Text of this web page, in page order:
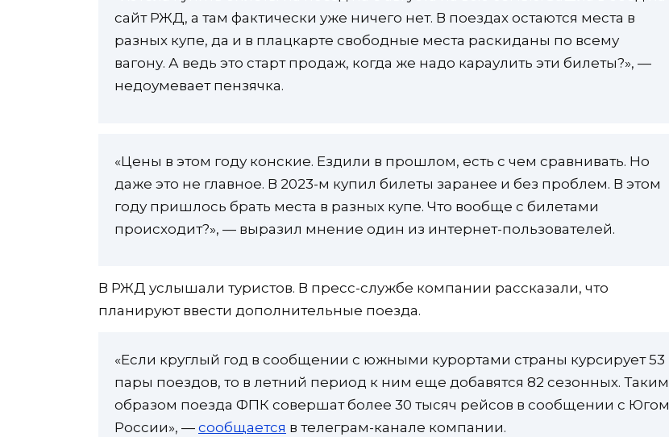
сайт РЖД, а там фактически уже ничего нет. В поездах остаются места в
разных купе, да и в плацкарте свободные места раскиданы по всему
вагону. А ведь это старт продаж, когда же надо караулить эти билеты?», —
недоумевает пензячка.
«Цены в этом году конские. Ездили в прошлом, есть с чем сравнивать. Но
даже это не главное. В 2023-м купил билеты заранее и без проблем. В этом
году пришлось брать места в разных купе. Что вообще с билетами
происходит?», — выразил мнение один из интернет-пользователей.
В РЖД услышали туристов. В пресс-службе компании рассказали, что
планируют ввести дополнительные поезда.
«Если круглый год в сообщении с южными курортами страны курсирует 53
пары поездов, то в летний период к ним еще добавятся 82 сезонных. Таким
образом поезда ФПК совершат более 30 тысяч рейсов в сообщении с Югом
России», — сообщается в телеграм-канале компании.